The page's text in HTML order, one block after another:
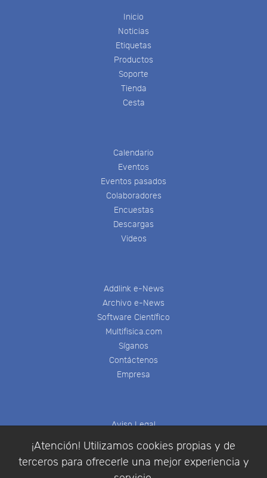
¡Atención! Utilizamos cookies propias y de
terceros para ofrecerle una mejor experiencia y
Inicio
Noticias
Etiquetas
Productos
Soporte
Tienda
Cesta
Calendario
Eventos
Eventos pasados
Colaboradores
Encuestas
Descargas
Videos
Addlink e-News
Archivo e-News
Software Científico
Multifisica.com
Síganos
Contáctenos
Empresa
Aviso Legal
Condiciones de compra